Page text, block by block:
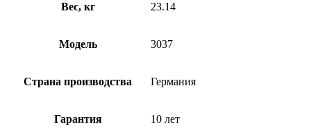
Вес, кг 23.14
Модель 3037
Страна производства Германия
Гарантия 10 лет